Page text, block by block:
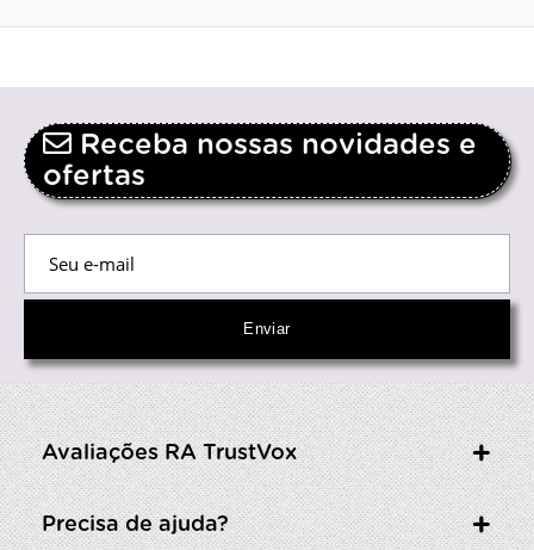
Receba nossas novidades e
ofertas
Avaliações RA TrustVox
Precisa de ajuda?